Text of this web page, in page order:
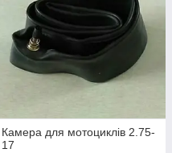
Камера для мотоциклів 2.75-
17